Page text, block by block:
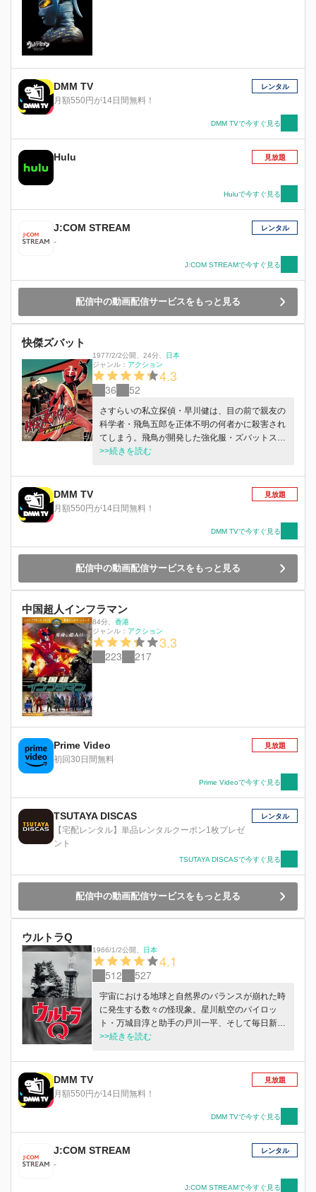
DMM TV
月額550円が14日間無料！
レンタル
DMM TVで今すぐ見る
Hulu 見放題
Huluで今すぐ見る
J:COM STREAM
-
レンタル
J:COM STREAMで今すぐ見る
配信中の動画配信サービスをもっと見る
快傑ズバット
1977/2/2公開 24分
日本
ジャンル： アクション
4.3
36 52
さすらいの私立探偵・早川健は、目の前で親友の
科学者・飛鳥五郎を正体不明の何者かに殺害され
てしまう。飛鳥が開発した強化服・ズバットスー
ツを独力で完成させ、飛鳥殺害の真犯人を追い求
の組織“ダッカー”の傘下組織のボスと用心棒が立
ちはだかるが、自称“日本一”の早川はあらゆる特
技を繰り出す用心棒たちとの「日本一対決」を制
の姿でボスを次々と倒していく。早川はダッカー
を率いる首領Ｌとの対決を迎えこれを倒すが、首
は誰なのか？そして、遂にダッカーの真の支配
者・総統Ｄが姿を現す。果たしてその正体は！？
>>続きを読む
DMM TV
月額550円が14日間無料！
見放題
DMM TVで今すぐ見る
配信中の動画配信サービスをもっと見る
中国超人インフラマン
84分
香港
ジャンル： アクション
3.3
223 217
Prime Video
初回30日間無料
見放題
Prime Videoで今すぐ見る
TSUTAYA DISCAS
【宅配レンタル】単品レンタルクーポン1枚プレゼ
ント
レンタル
TSUTAYA DISCASで今すぐ見る
配信中の動画配信サービスをもっと見る
ウルトラQ
1966/1/2公開 日本
4.1
512 527
宇宙における地球と自然界のバランスが崩れた時
に発生する数々の怪現象。星川航空のパイロッ
ト・万城目淳と助手の戸川一平、そして毎日新報
のカメラマン・江戸川由利子たちは、ユーモラス
円谷プロ製作テレビシリーズの第1作。日本全国
>>続きを読む
DMM TV
月額550円が14日間無料！
見放題
DMM TVで今すぐ見る
J:COM STREAM
-
レンタル
J:COM STREAMで今すぐ見る